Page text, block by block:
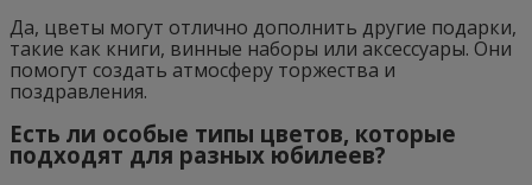
Да, цветы могут отлично дополнить другие подарки,
такие как книги, винные наборы или аксессуары. Они
помогут создать атмосферу торжества и
поздравления.
Есть ли особые типы цветов, которые
подходят для разных юбилеев?